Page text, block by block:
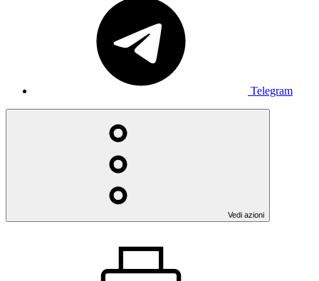
Telegram
Vedi azioni